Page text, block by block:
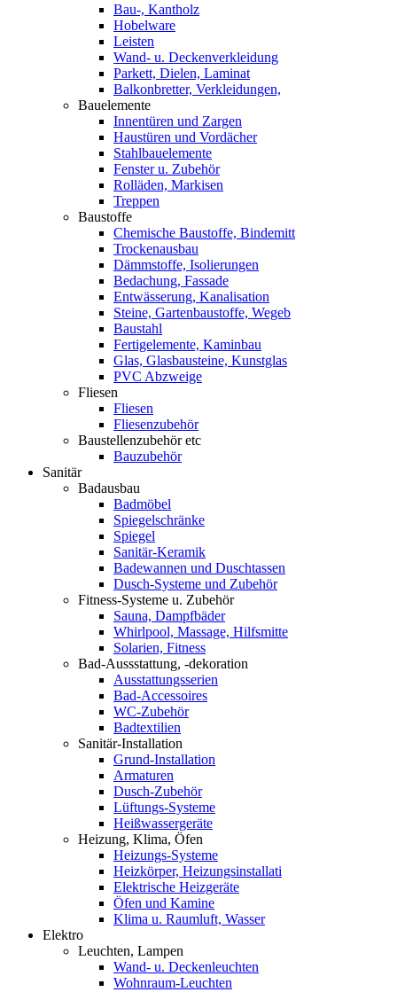
Bau-, Kantholz
Hobelware
Leisten
Wand- u. Deckenverkleidung
Parkett, Dielen, Laminat
Balkonbretter, Verkleidungen,
Bauelemente
Innentüren und Zargen
Haustüren und Vordächer
Stahlbauelemente
Fenster u. Zubehör
Rolläden, Markisen
Treppen
Baustoffe
Chemische Baustoffe, Bindemitt
Trockenausbau
Dämmstoffe, Isolierungen
Bedachung, Fassade
Entwässerung, Kanalisation
Steine, Gartenbaustoffe, Wegeb
Baustahl
Fertigelemente, Kaminbau
Glas, Glasbausteine, Kunstglas
PVC Abzweige
Fliesen
Fliesen
Fliesenzubehör
Baustellenzubehör etc
Bauzubehör
Sanitär
Badausbau
Badmöbel
Spiegelschränke
Spiegel
Sanitär-Keramik
Badewannen und Duschtassen
Dusch-Systeme und Zubehör
Fitness-Systeme u. Zubehör
Sauna, Dampfbäder
Whirlpool, Massage, Hilfsmitte
Solarien, Fitness
Bad-Aussstattung, -dekoration
Ausstattungsserien
Bad-Accessoires
WC-Zubehör
Badtextilien
Sanitär-Installation
Grund-Installation
Armaturen
Dusch-Zubehör
Lüftungs-Systeme
Heißwassergeräte
Heizung, Klima, Öfen
Heizungs-Systeme
Heizkörper, Heizungsinstallati
Elektrische Heizgeräte
Öfen und Kamine
Klima u. Raumluft, Wasser
Elektro
Leuchten, Lampen
Wand- u. Deckenleuchten
Wohnraum-Leuchten